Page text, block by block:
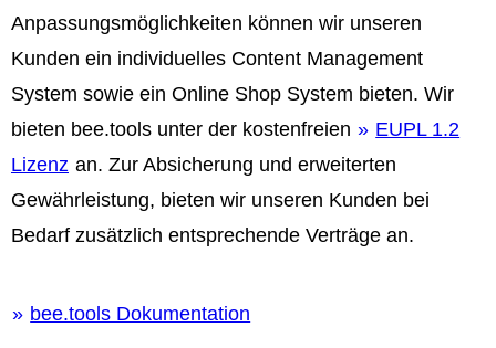
Anpassungsmöglichkeiten können wir unseren
Kunden ein individuelles Content Management
System sowie ein Online Shop System bieten. Wir
bieten bee.tools unter der kostenfreien
EUPL 1.2
Lizenz an. Zur Absicherung und erweiterten
Gewährleistung, bieten wir unseren Kunden bei
Bedarf zusätzlich entsprechende Verträge an.
bee.tools Dokumentation